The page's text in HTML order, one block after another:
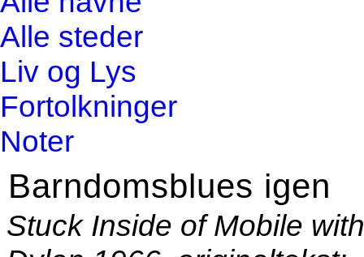
Alle steder
Liv og Lys
Fortolkninger
Noter
Barndomsblues igen
Stuck Inside of Mobile